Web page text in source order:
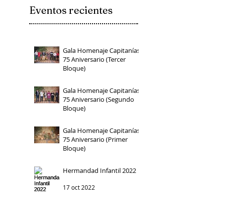
Eventos recientes
Gala Homenaje Capitanías
75 Aniversario (Tercer
Bloque)
Gala Homenaje Capitanías
75 Aniversario (Segundo
Bloque)
Gala Homenaje Capitanías
75 Aniversario (Primer
Bloque)
Hermandad Infantil 2022
17 oct 2022